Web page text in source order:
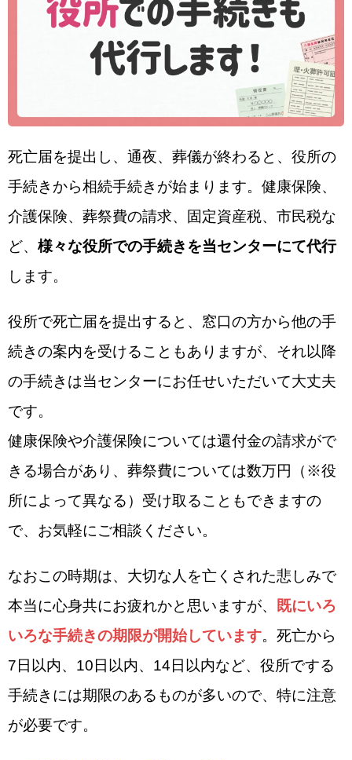
死亡届を提出し、通夜、葬儀が終わると、役所の
手続きから相続手続きが始まります。健康保険、
介護保険、葬祭費の請求、固定資産税、市民税な
ど、 様々な役所での手続きを当センターにて代行
します。
役所で死亡届を提出すると、窓口の方から他の手
続きの案内を受けることもありますが、それ以降
の手続きは当センターにお任せいただいて大丈夫
です。
健康保険や介護保険については還付金の請求がで
きる場合があり、葬祭費については数万円（※役
所によって異なる）受け取ることもできますの
で、お気軽にご相談ください。
なおこの時期は、大切な人を亡くされた悲しみで
本当に心身共にお疲れかと思いますが、
既にいろ
いろな手続きの期限が開始しています。死亡から
7日以内、10日以内、14日以内など、役所でする
手続きには期限のあるものが多いので、特に注意
が必要です。